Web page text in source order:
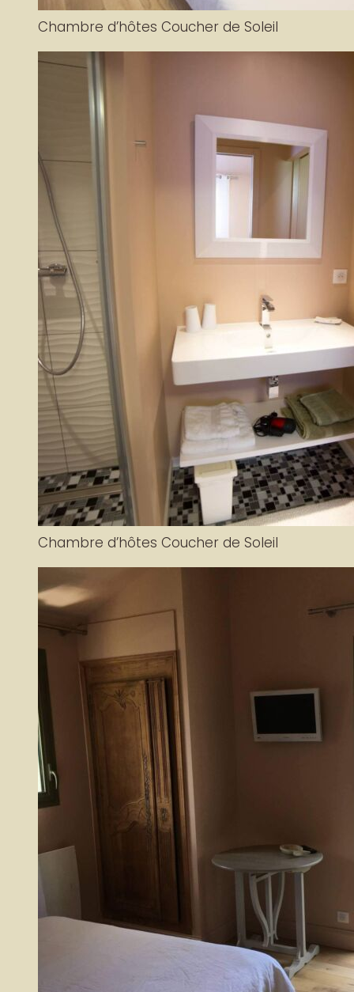
Chambre d’hôtes Coucher de Soleil
Chambre d’hôtes Coucher de Soleil